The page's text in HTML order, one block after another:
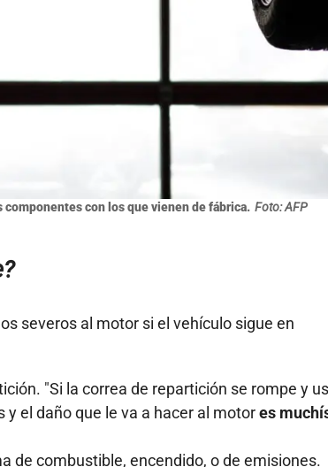
con los que vienen de fábrica. Foto: AFP
severos al motor si el vehículo sigue en
"Si la correa de repartición se rompe y
el daño que le va a hacer al motores
de combustible, encendido, o de emisiones.